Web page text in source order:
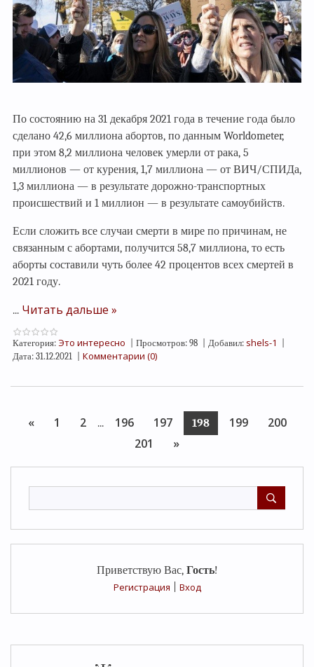
Приветствую Вас, Гость!
Регистрация
Вход
По состоянию на 31 декабря 2021 года в течение года было
сделано 42,6 миллиона абортов, по данным Worldometer,
при этом 8,2 миллиона человек умерли от рака, 5
миллионов — от курения, 1,7 миллиона — от ВИЧ/СПИДа,
1,3 миллиона — в результате дорожно-транспортных
происшествий и 1 миллион — в результате самоубийств.
Если сложить все случаи смерти в мире по причинам, не
связанным с абортами, получится 58,7 миллиона, то есть
аборты составили чуть более 42 процентов всех смертей в
2021 году.
... Читать дальше »
Категория: Это интересно Просмотров: 98 Добавил: shels-1
Дата: 31.12.2021 Комментарии (0)
« 1 2 ... 196 197 198 199
200
201
»